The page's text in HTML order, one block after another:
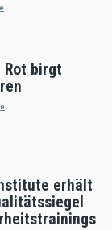
Rot birgt
erhält